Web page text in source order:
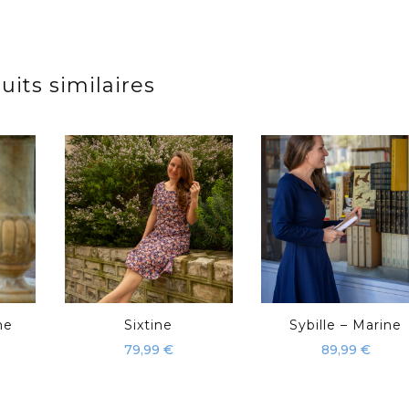
similaires
Sixtine
79,99 €
Sybille – Marine
89,99 €